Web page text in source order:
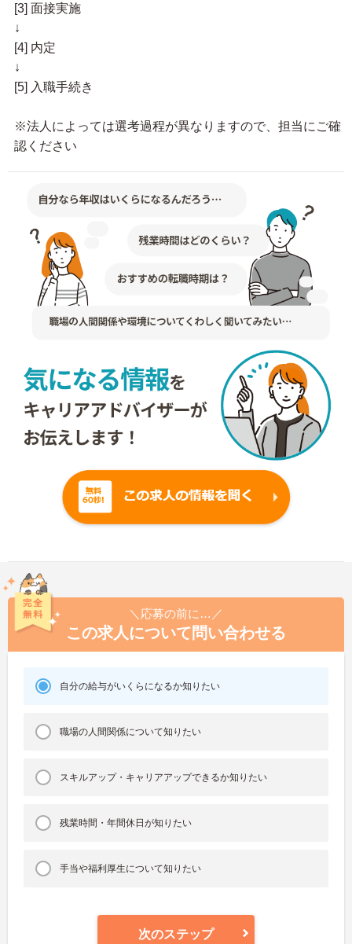
[3] 面接実施
↓
[4] 内定
↓
[5] 入職手続き
※法人によっては選考過程が異なりますので、担当にご確
認ください
＼応募の前に…／
この求人について問い合わせる
自分の給与がいくらになるか知りたい
職場の人間関係について知りたい
スキルアップ・キャリアアップできるか知りたい
残業時間・年間休日が知りたい
手当や福利厚生について知りたい
次のステップ